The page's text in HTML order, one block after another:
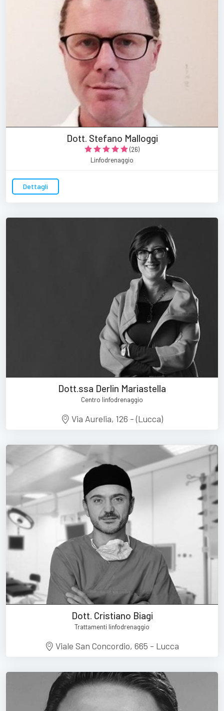
Dott. Stefano Malloggi
(26)
Linfodrenaggio
Dettagli
Dott.ssa Derlin Mariastella
Centro linfodrenaggio
Via Aurelia, 126 - (Lucca)
Dott. Cristiano Biagi
Trattamenti linfodrenaggio
Viale San Concordio, 665 - Lucca